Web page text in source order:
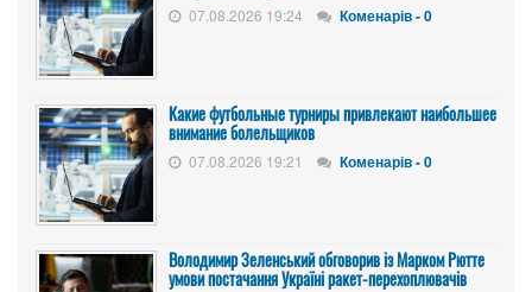
07.08.2026 19:24 Коменарів - 0
Какие футбольные турниры привлекают наибольшее
внимание болельщиков
07.08.2026 19:21 Коменарів - 0
Володимир Зеленський обговорив із Марком Рютте
умови постачання Україні ракет-перехоплювачів